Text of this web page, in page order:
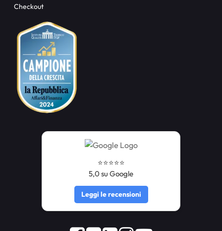
Checkout
⭐️⭐️⭐️⭐️⭐️
5,0 su Google
Leggi le recensioni